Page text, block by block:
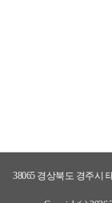
38065 경상북도 경주시